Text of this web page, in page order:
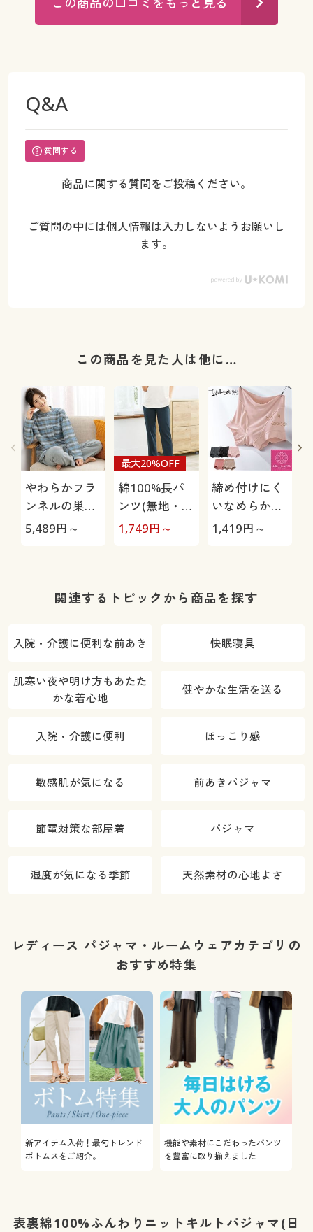
Q&A
質問する
商品に関する質問をご投稿ください。
ご質問の中には個人情報は入力しないようお願いし
ます。
この商品を見た人は他に…
やわらかフラ
ンネルの巣ご
もりパジャマ
5,489円～
綿100%長パ
ンツ(無地・お
うちパンツ)
最大20%OFF
1,749円～
締め付けにく
いなめらかな
はき心地のシ
1,419円～
関連するトピックから商品を探す
入院・介護に便利な前あき 快眠寝具
肌寒い夜や明け方もあたた
かな着心地
健やかな生活を送る
入院・介護に便利 ほっこり感
敏感肌が気になる 前あきパジャマ
節電対策な部屋着 パジャマ
湿度が気になる季節 天然素材の心地よさ
レディース パジャマ・ルームウェアカテゴリの
おすすめ特集
新アイテム入荷！最旬トレンド
ボトムスをご紹介。
機能や素材にこだわったパンツ
を豊富に取り揃えました
表裏綿100%ふんわりニットキルトパジャマ(日